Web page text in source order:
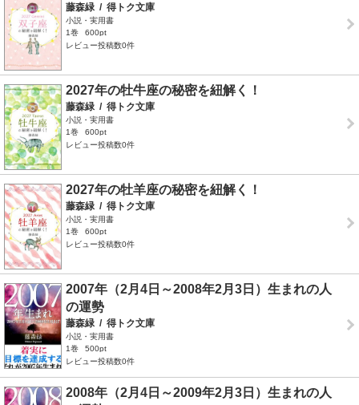
藤森緑 / 得トク文庫
小説・実用書
1巻
600pt
レビュー投稿数0件
2027年の牡牛座の秘密を紐解く！
藤森緑 / 得トク文庫
小説・実用書
1巻
600pt
レビュー投稿数0件
2027年の牡羊座の秘密を紐解く！
藤森緑 / 得トク文庫
小説・実用書
1巻
600pt
レビュー投稿数0件
2007年（2月4日～2008年2月3日）生まれの人
の運勢
藤森緑 / 得トク文庫
小説・実用書
1巻
500pt
レビュー投稿数0件
2008年（2月4日～2009年2月3日）生まれの人